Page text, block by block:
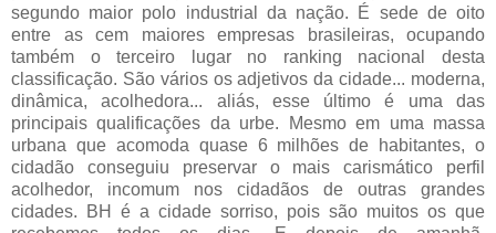
segundo maior polo industrial da nação. É sede de oito
entre as cem maiores empresas brasileiras, ocupando
também o terceiro lugar no ranking nacional desta
classificação. São vários os adjetivos da cidade... moderna,
dinâmica, acolhedora... aliás, esse último é uma das
principais qualificações da urbe. Mesmo em uma massa
urbana que acomoda quase 6 milhões de habitantes, o
cidadão conseguiu preservar o mais carismático perfil
acolhedor, incomum nos cidadãos de outras grandes
cidades. BH é a cidade sorriso, pois são muitos os que